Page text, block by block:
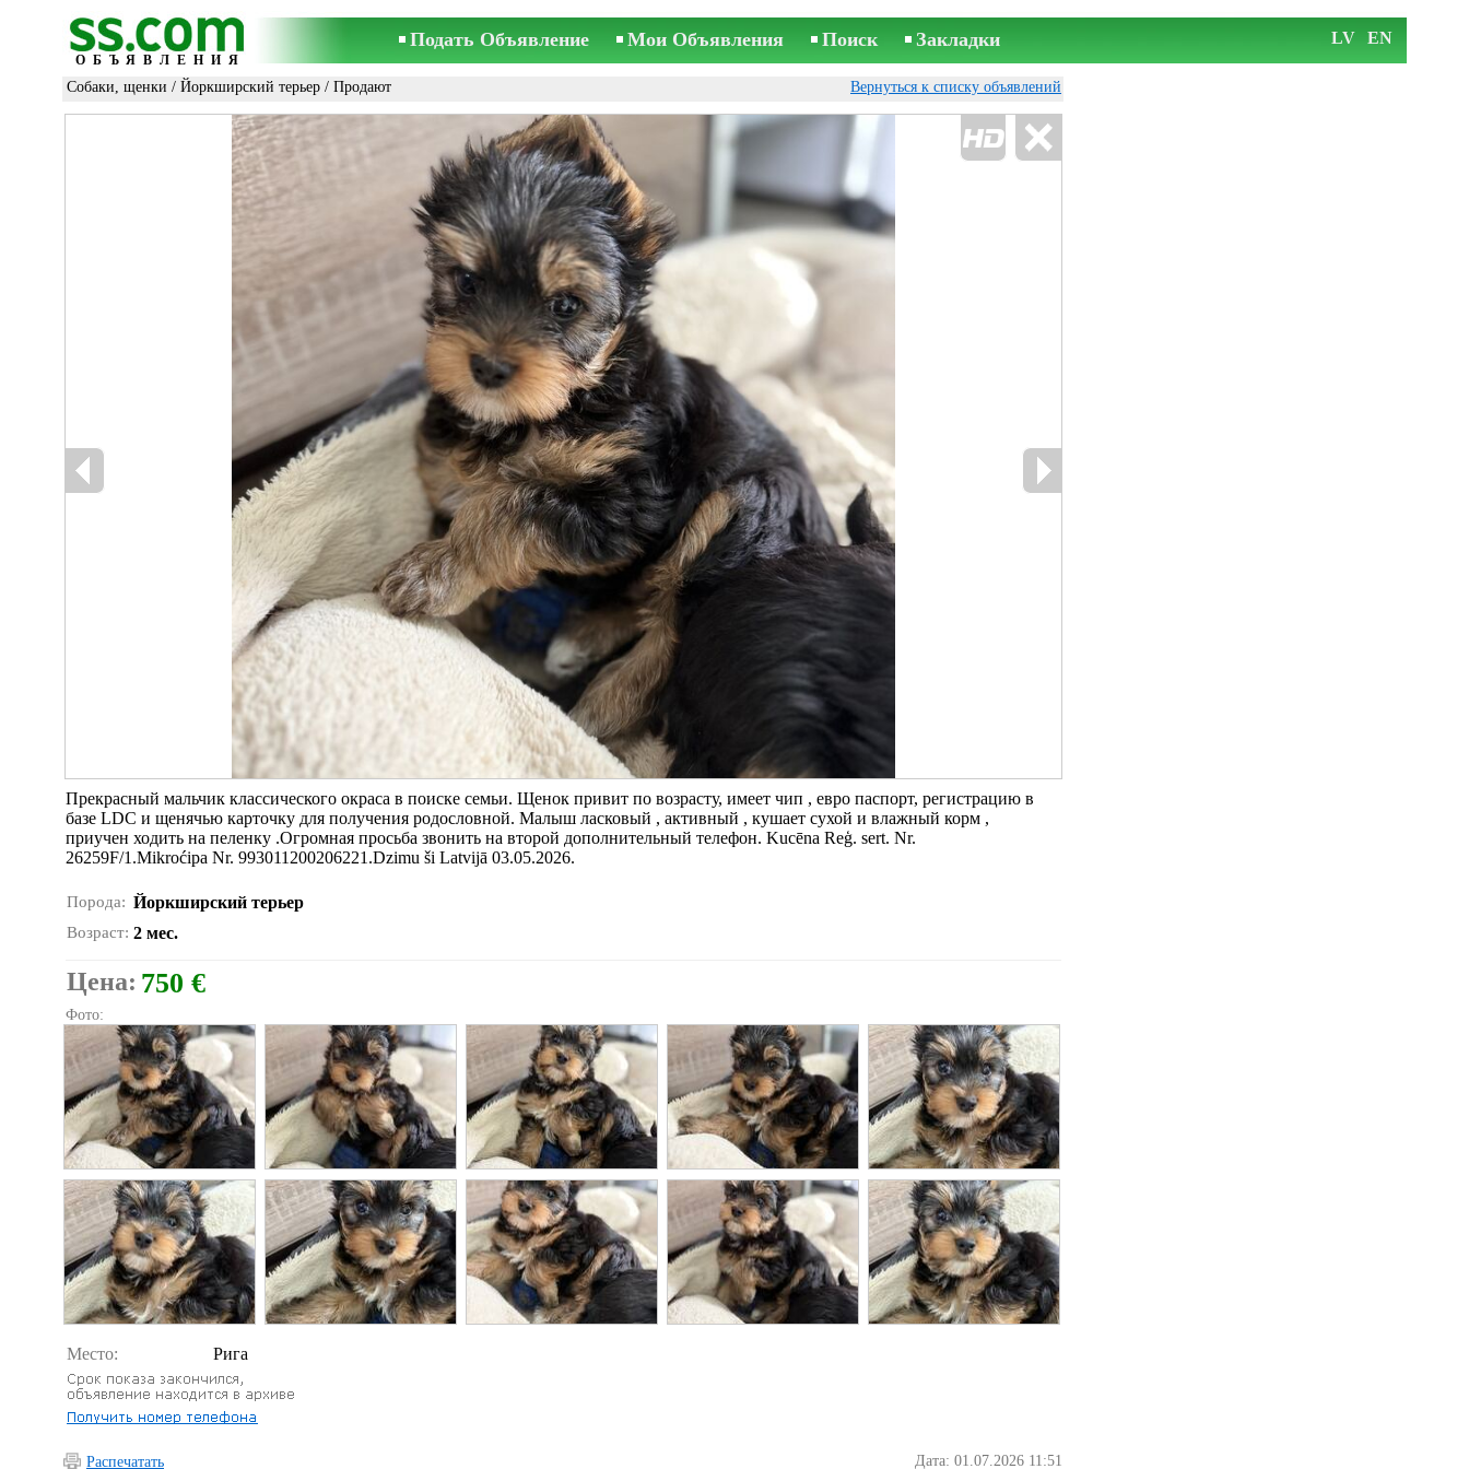
ОБЪЯВЛЕНИЯ
Подать Объявление Мои Объявления Поиск Закладки LV EN
Собаки, щенки / Йоркширский терьер / Продают Вернуться к списку объявлений
Прекрасный мальчик классического окраса в поиске семьи. Щенок привит по возрасту, имеет чип , евро паспорт, регистрацию в
базе LDC и щенячью карточку для получения родословной. Малыш ласковый , активный , кушает сухой и влажный корм ,
приучен ходить на пеленку .Огромная просьба звонить на второй дополнительный телефон. Kucēna Reģ. sert. Nr.
26259F/1.Mikroćipa Nr. 993011200206221.Dzimu ši Latvijā 03.05.2026.
Порода: Йоркширский терьер
Возраст: 2 мес.
Цена: 750 €
Фото:
Место: Рига
Распечатать Дата: 01.07.2026 11:51